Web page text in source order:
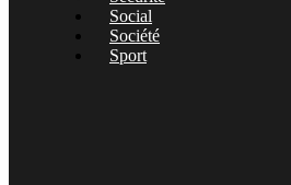
Social
Société
Sport